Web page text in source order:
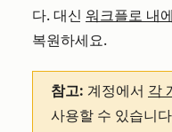
다. 대신 워크플로 내
복원하세요.
참고: 계정에서 각
사용할 수 있습니